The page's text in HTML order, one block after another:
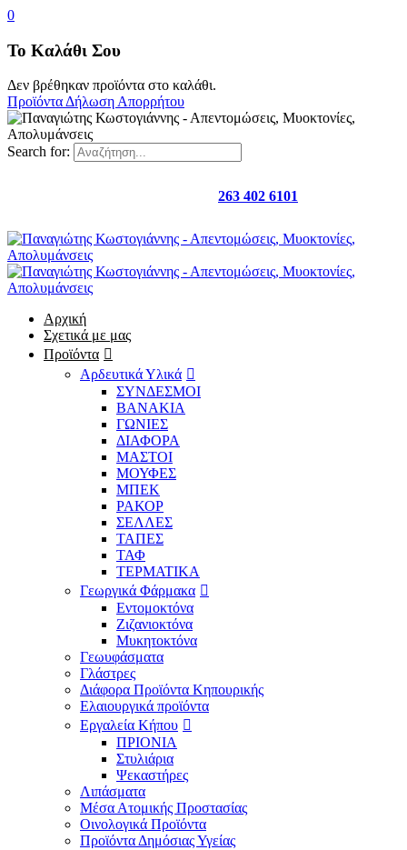
0
Το Καλάθι Σου
Δεν βρέθηκαν προϊόντα στο καλάθι.
ΠροϊόνταΔήλωση Απορρήτου
Search for:
263 402 6101
Αρχική
Σχετικά με μας
Προϊόντα
Αρδευτικά Υλικά
ΣΥΝΔΕΣΜΟΙ
ΒΑΝΑΚΙΑ
ΓΩΝΙΕΣ
ΔΙΑΦΟΡΑ
ΜΑΣΤΟΙ
ΜΟΥΦΕΣ
ΜΠΕΚ
ΡΑΚΟΡ
ΣΕΛΛΕΣ
ΤΑΠΕΣ
ΤΑΦ
ΤΕΡΜΑΤΙΚΑ
Γεωργικά Φάρμακα
Εντομοκτόνα
Ζιζανιοκτόνα
Μυκητοκτόνα
Γεωυφάσματα
Γλάστρες
Διάφορα Προϊόντα Κηπουρικής
Ελαιουργικά προϊόντα
Εργαλεία Κήπου
ΠΡΙΟΝΙΑ
Στυλιάρια
Ψεκαστήρες
Λιπάσματα
Μέσα Ατομικής Προστασίας
Οινολογικά Προϊόντα
Προϊόντα Δημόσιας Υγείας